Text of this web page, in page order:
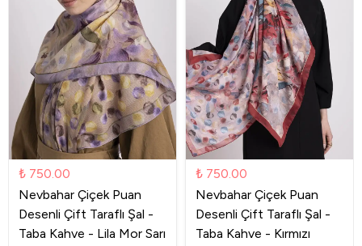
₺ 750.00
Nevbahar Çiçek Puan
Desenli Çift Taraflı Şal -
Taba Kahve - Lila Mor Sarı
₺ 750.00
Nevbahar Çiçek Puan
Desenli Çift Taraflı Şal -
Taba Kahve - Kırmızı